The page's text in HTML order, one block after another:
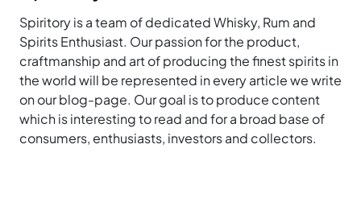
Spiritory is a team of dedicated Whisky, Rum and
Spirits Enthusiast. Our passion for the product,
craftmanship and art of producing the finest spirits in
the world will be represented in every article we write
on our blog-page. Our goal is to produce content
which is interesting to read and for a broad base of
consumers, enthusiasts, investors and collectors.